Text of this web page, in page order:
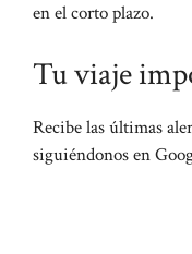
en el corto plazo.
Tu viaje
Recibe las últimas
siguiéndonos en